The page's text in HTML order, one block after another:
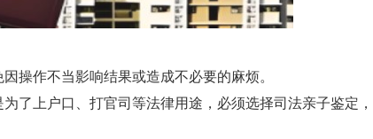
操作不当影响结果或造成不必要的麻烦。
了上户口、打官司等法律用途，必须选择司法亲子鉴定